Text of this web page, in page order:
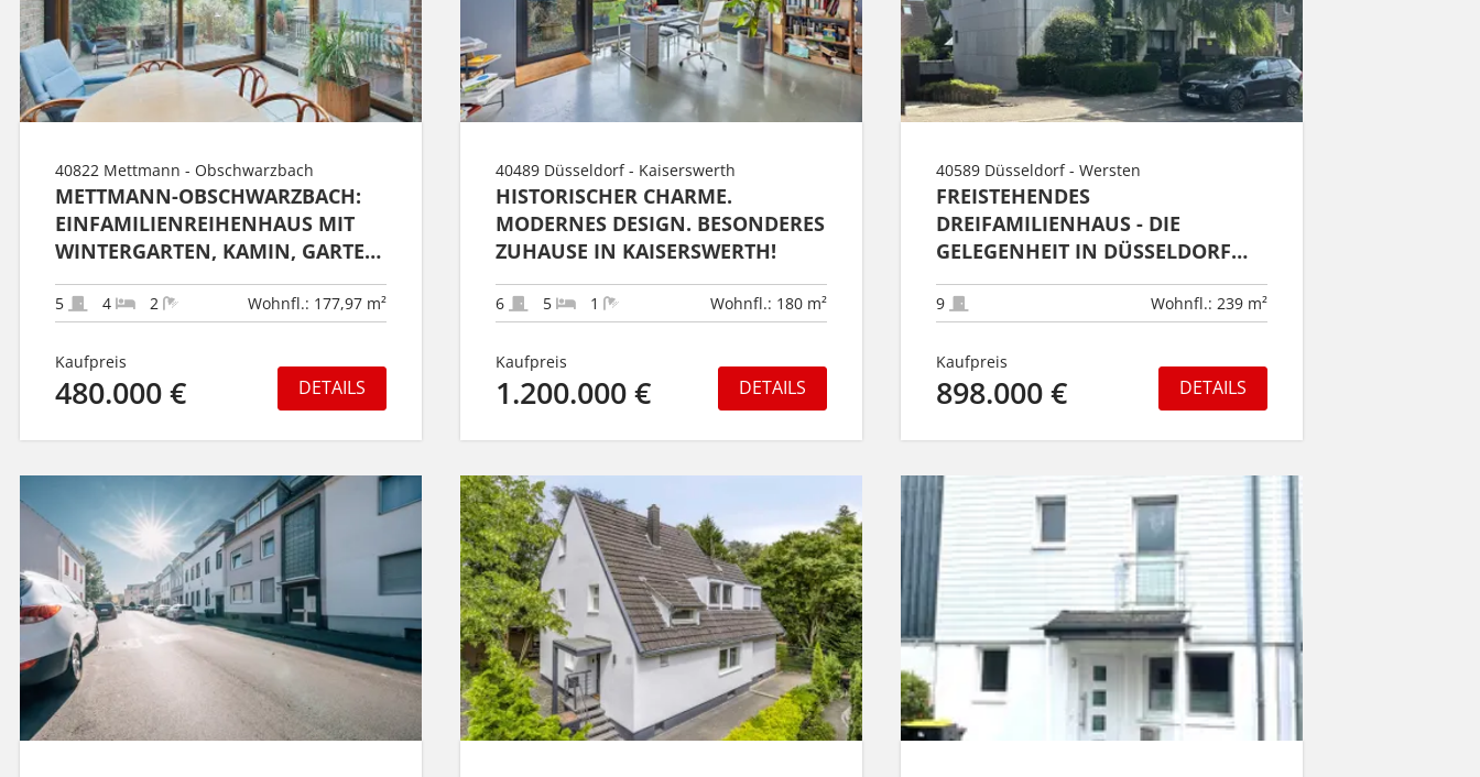
40822 Mettmann - Obschwarzbach
METTMANN-OBSCHWARZBACH:
EINFAMILIENREIHENHAUS MIT
WINTERGARTEN, KAMIN, GARTEN
UND GARAGE!
5 4 2 Wohnfl.: 177,97 m²
Kaufpreis
480.000 € DETAILS
40489 Düsseldorf - Kaiserswerth
HISTORISCHER CHARME.
MODERNES DESIGN. BESONDERES
ZUHAUSE IN KAISERSWERTH!
6 5 1 Wohnfl.: 180 m²
Kaufpreis
1.200.000 € DETAILS
40589 Düsseldorf - Wersten
FREISTEHENDES
DREIFAMILIENHAUS - DIE
GELEGENHEIT IN DÜSSELDORF
WERSTEN!
9 Wohnfl.: 239 m²
Kaufpreis
898.000 € DETAILS